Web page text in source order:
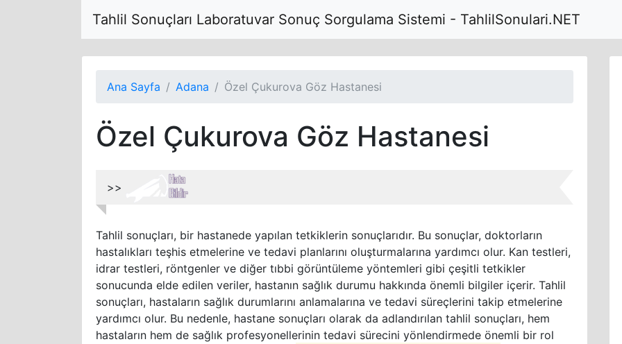
Tahlil Sonuçları Laboratuvar Sonuç Sorgulama Sistemi - TahlilSonulari.NET
Ana Sayfa Adana Özel Çukurova Göz Hastanesi
Özel Çukurova Göz Hastanesi
>>
Tahlil sonuçları, bir hastanede yapılan tetkiklerin sonuçlarıdır. Bu sonuçlar, doktorların
hastalıkları teşhis etmelerine ve tedavi planlarını oluşturmalarına yardımcı olur. Kan testleri,
idrar testleri, röntgenler ve diğer tıbbi görüntüleme yöntemleri gibi çeşitli tetkikler
sonucunda elde edilen veriler, hastanın sağlık durumu hakkında önemli bilgiler içerir. Tahlil
sonuçları, hastaların sağlık durumlarını anlamalarına ve tedavi süreçlerini takip etmelerine
yardımcı olur. Bu nedenle, hastane sonuçları olarak da adlandırılan tahlil sonuçları, hem
hastaların hem de sağlık profesyonellerinin tedavi sürecini yönlendirmede önemli bir rol